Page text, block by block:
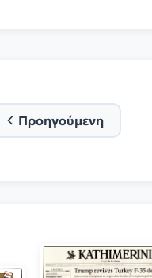
Προηγούμενη